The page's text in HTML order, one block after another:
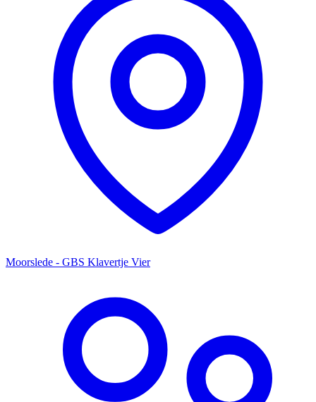
Moorslede - GBS Klavertje Vier